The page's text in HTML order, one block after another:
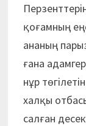
қоғамның
ананың
ғана
нұр
халқы
салған